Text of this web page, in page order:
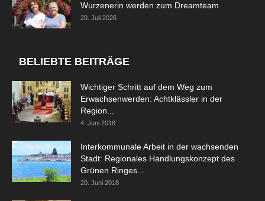
Wurzenerin werden zum Dreamteam
20. Juli 2026
BELIEBTE BEITRÄGE
Wichtiger Schritt auf dem Weg zum
Erwachsenwerden: Achtklässler in der
Region...
4. Juni 2018
Interkommunale Arbeit in der wachsenden
Stadt: Regionales Handlungskonzept des
Grünen Ringes...
20. Juni 2018